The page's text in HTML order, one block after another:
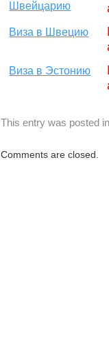
Швейцарию
Виза в Швецию
Виза в Эстонию
This entry was posted
Comments are closed.